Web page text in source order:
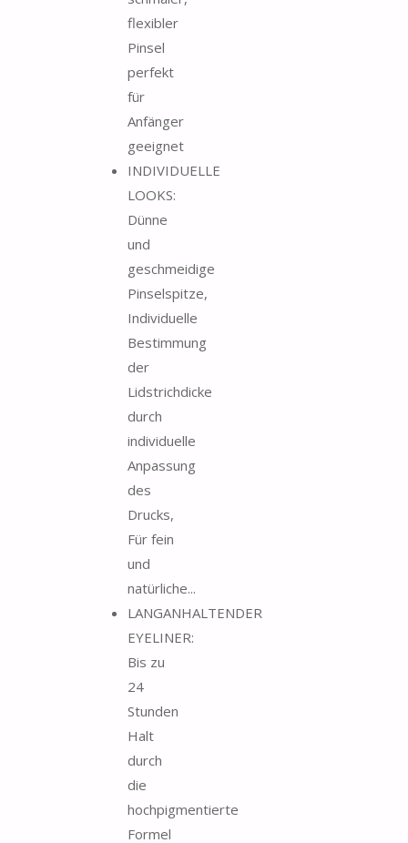
flexibler
Pinsel
perfekt
für
Anfänger
geeignet
INDIVIDUELLE
LOOKS:
Dünne
und
geschmeidige
Pinselspitze,
Individuelle
Bestimmung
der
Lidstrichdicke
durch
individuelle
Anpassung
des
Drucks,
Für fein
und
natürliche...
LANGANHALTENDER
EYELINER:
Bis zu
24
Stunden
Halt
durch
die
hochpigmentierte
Formel